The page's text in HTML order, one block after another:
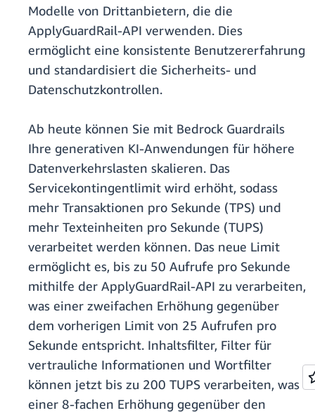
Modelle von Drittanbietern, die die
ApplyGuardRail-API verwenden. Dies
ermöglicht eine konsistente Benutzererfahrung
und standardisiert die Sicherheits- und
Datenschutzkontrollen.
Ab heute können Sie mit Bedrock Guardrails
Ihre generativen KI-Anwendungen für höhere
Datenverkehrslasten skalieren. Das
Servicekontingentlimit wird erhöht, sodass
mehr Transaktionen pro Sekunde (TPS) und
mehr Texteinheiten pro Sekunde (TUPS)
verarbeitet werden können. Das neue Limit
ermöglicht es, bis zu 50 Aufrufe pro Sekunde
mithilfe der ApplyGuardRail-API zu verarbeiten,
was einer zweifachen Erhöhung gegenüber
dem vorherigen Limit von 25 Aufrufen pro
Sekunde entspricht. Inhaltsfilter, Filter für
vertrauliche Informationen und Wortfilter
können jetzt bis zu 200 TUPS verarbeiten, was
einer 8-fachen Erhöhung gegenüber den